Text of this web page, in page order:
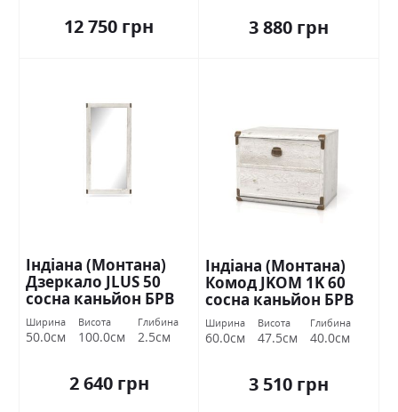
12 750 грн 3 880 грн
Індіана (Монтана)
Дзеркало JLUS 50
сосна каньйон БРВ
Україна
Ширина
50.0см
Висота
100.0см
Глибина
2.5см
2 640 грн
Індіана (Монтана)
Комод JKOM 1K 60
сосна каньйон БРВ
Україна
Ширина
60.0см
Висота
47.5см
Глибина
40.0см
3 510 грн